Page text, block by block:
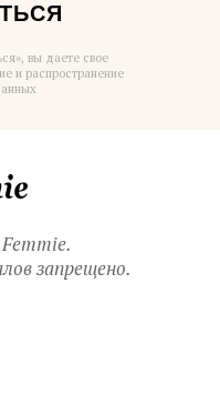
вы даете свое
и распространение
запрещено.